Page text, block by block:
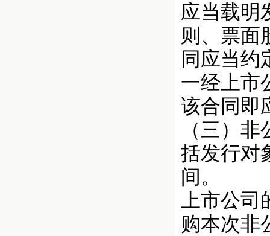
应当载明
则、票面
同应当约
一经上市
该合同即
（三）
括发行对
间。
上市公
购本次非